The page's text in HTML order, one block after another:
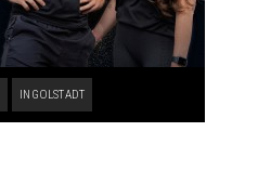
INGOLSTADT